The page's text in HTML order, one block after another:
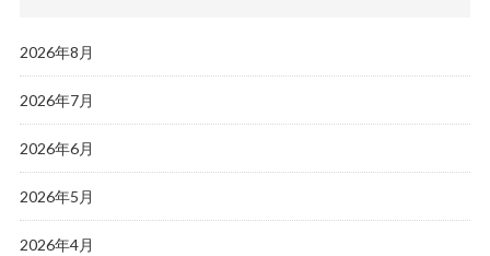
2026年8月
2026年7月
2026年6月
2026年5月
2026年4月